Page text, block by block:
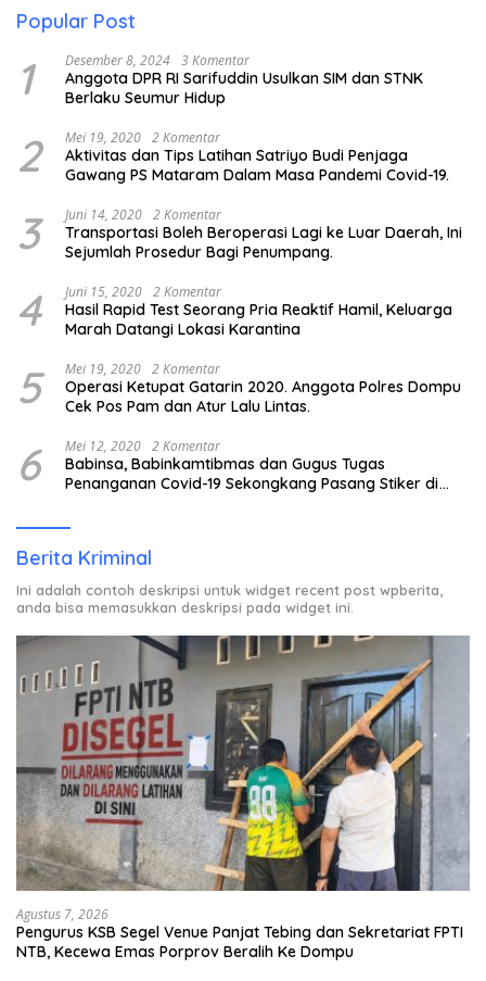
Popular Post
1 Desember 8, 2024 3 Komentar
Anggota DPR RI Sarifuddin Usulkan SIM dan STNK
Berlaku Seumur Hidup
2 Mei 19, 2020 2 Komentar
Aktivitas dan Tips Latihan Satriyo Budi Penjaga
Gawang PS Mataram Dalam Masa Pandemi Covid-19.
3 Juni 14, 2020 2 Komentar
Transportasi Boleh Beroperasi Lagi ke Luar Daerah, Ini
Sejumlah Prosedur Bagi Penumpang.
4 Juni 15, 2020 2 Komentar
Hasil Rapid Test Seorang Pria Reaktif Hamil, Keluarga
Marah Datangi Lokasi Karantina
5 Mei 19, 2020 2 Komentar
Operasi Ketupat Gatarin 2020. Anggota Polres Dompu
Cek Pos Pam dan Atur Lalu Lintas.
6 Mei 12, 2020 2 Komentar
Babinsa, Babinkamtibmas dan Gugus Tugas
Penanganan Covid-19 Sekongkang Pasang Stiker di
Berita Kriminal
Ini adalah contoh deskripsi untuk widget recent post wpberita,
anda bisa memasukkan deskripsi pada widget ini.
Agustus 7, 2026
Pengurus KSB Segel Venue Panjat Tebing dan Sekretariat FPTI
NTB, Kecewa Emas Porprov Beralih Ke Dompu